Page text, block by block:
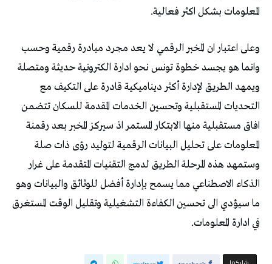
المعلومات بشكل اكثر فعالية.
وعلى اعتبار ان المخبر الرقمي لا يعد مجرد مبادرة رقمية وحسب
وانما هو يجسد خطوة تونس نحو ادارة الكترونية حديثة ومتصلة
ويمهد الطريق لإدارة أكثر ديناميكية قادرة على التكيف مع
التحديات المستقبلية وتحسين الخدمات المقدمة للسكان تتضمن
افاق مستقبلية منها الابتكار المستمر اذ سيركز المخبر بعد رقمنة
المعلومات على تحليل البيانات الرقمية لتوليد رؤى ذات صلة
وستمهد هذه المرحلة الطريق لدمج التقنيات المتقدمة على غرار
الذكاء الاصطناعي مما يسمح بإدارة أفضل للوثائق والبيانات وهو
ما سيؤدي الى تحسين الكفاءة التشغيلية وتقليل الوقت المستغرق
في ادارة المعلومات.